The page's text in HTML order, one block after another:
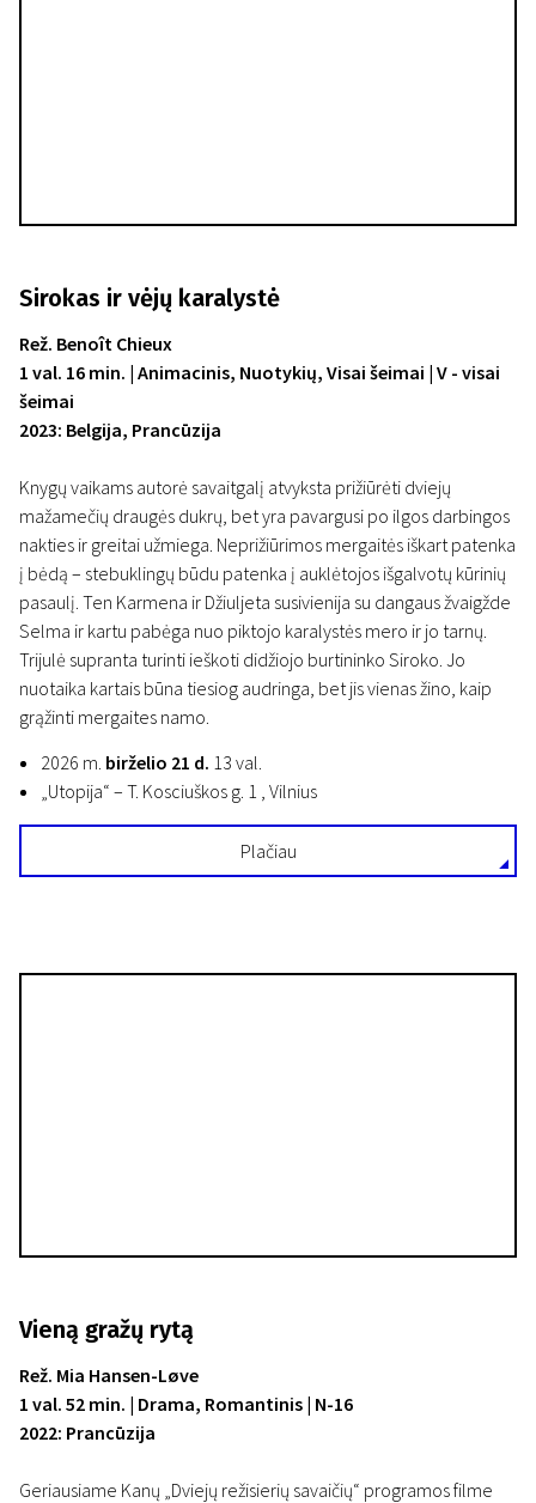
Sirokas ir vėjų karalystė
Rež. Benoît Chieux
1 val. 16 min. | Animacinis, Nuotykių, Visai šeimai | V - visai
šeimai
2023: Belgija, Prancūzija
Knygų vaikams autorė savaitgalį atvyksta prižiūrėti dviejų
mažamečių draugės dukrų, bet yra pavargusi po ilgos darbingos
nakties ir greitai užmiega. Neprižiūrimos mergaitės iškart patenka
į bėdą – stebuklingų būdu patenka į auklėtojos išgalvotų kūrinių
pasaulį. Ten Karmena ir Džiuljeta susivienija su dangaus žvaigžde
Selma ir kartu pabėga nuo piktojo karalystės mero ir jo tarnų.
Trijulė supranta turinti ieškoti didžiojo burtininko Siroko. Jo
nuotaika kartais būna tiesiog audringa, bet jis vienas žino, kaip
grąžinti mergaites namo.
2026 m. birželio 21 d. 13 val.
„Utopija“ – T. Kosciuškos g. 1 , Vilnius
Plačiau
Vieną gražų rytą
Rež. Mia Hansen-Løve
1 val. 52 min. | Drama, Romantinis | N-16
2022: Prancūzija
Geriausiame Kanų „Dviejų režisierių savaičių“ programos filme